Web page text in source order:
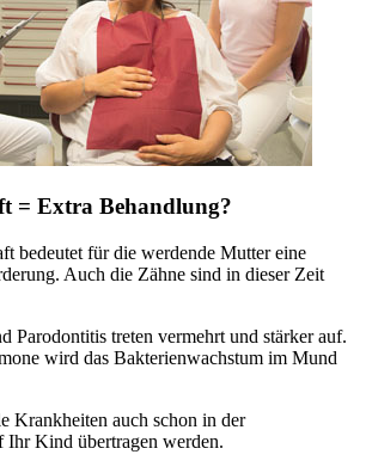
= Extra Behandlung?
bedeutet für die werdende Mutter eine
Auch die Zähne sind in dieser Zeit
Parodontitis treten vermehrt und stärker auf.
wird das Bakterienwachstum im Mund
Krankheiten auch schon in der
Ihr Kind übertragen werden.